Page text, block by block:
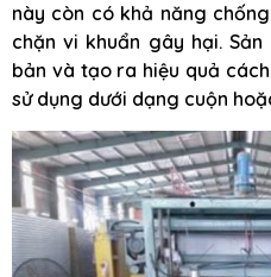
này còn có khả năng
chặn vi khuẩn gây hại.
bản và tạo ra hiệu quả
sử dụng dưới dạng cuộn